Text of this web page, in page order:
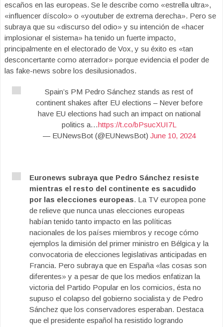
escaños en las europeas. Se le describe como «estrella ultra»,
«influencer díscolo» o «youtuber de extrema derecha». Pero se
subraya que su «discurso del odio» y su intención de «hacer
implosionar el sistema» ha tenido un fuerte impacto,
principalmente en el electorado de Vox, y su éxito es «tan
desconcertante como aterrador» porque evidencia el poder de
las fake-news sobre los desilusionados.
Spain’s PM Pedro Sánchez stands as rest of
continent shakes after EU elections – Never before
have EU elections had such an impact on national
politics a…https://t.co/bPsucXUI7L
— EUNewsBot (@EUNewsBot) June 10, 2024
Euronews subraya que Pedro Sánchez resiste
mientras el resto del continente es sacudido
por las elecciones europeas. La TV europea pone
de relieve que nunca unas elecciones europeas
habían tenido tanto impacto en las políticas
nacionales de los países miembros y recoge cómo
ejemplos la dimisión del primer ministro en Bélgica y la
convocatoria de elecciones legislativas anticipadas en
Francia. Pero subraya que en España «las cosas son
diferentes» y a pesar de que los medios enfatizan la
victoria del Partido Popular en los comicios, ésta no
supuso el colapso del gobierno socialista y de Pedro
Sánchez que los conservadores esperaban. Destaca
que el presidente español ha resistido logrando